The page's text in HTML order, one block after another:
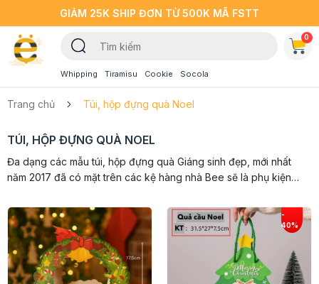
GIẢM 25K SHIP ĐƠN TỪ 500K MÃ FSTT
Whipping Tiramisu Cookie Socola
0
Trang chủ Túi, hộp đựng quà Noel
TÚI, HỘP ĐỰNG QUÀ NOEL
Đa dạng các mẫu túi, hộp đựng quà Giáng sinh đẹp, mới nhất
năm 2017 đã có mặt trên các kệ hàng nhà Bee sẽ là phụ kiện